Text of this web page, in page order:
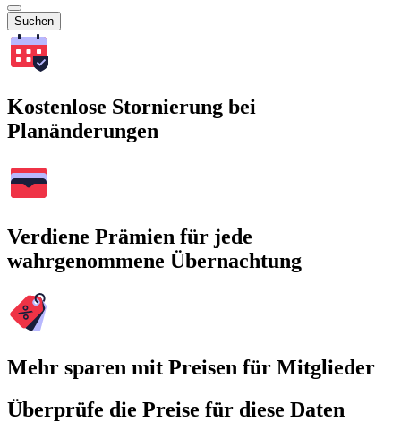
Suchen
Kostenlose Stornierung bei
Planänderungen
Verdiene Prämien für jede
wahrgenommene Übernachtung
Mehr sparen mit Preisen für Mitglieder
Überprüfe die Preise für diese Daten